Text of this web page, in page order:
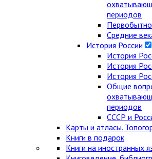
периодов
Средние
История России
История
История
История
Общие
периодов
СССР и
Карты и атласы.
Книги в подарок
Книги на иностранных